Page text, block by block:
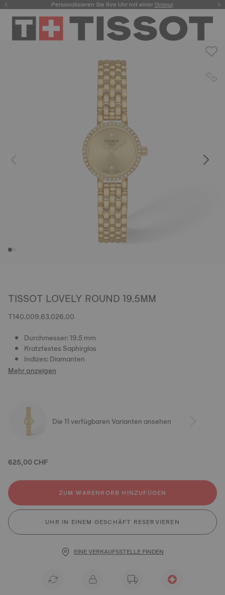
Personalisieren Sie Ihre Uhr mit einerGravur.
hier.
TISSOT LOVELY ROUND 19.5MM
T140.009.63.026.00
Durchmesser: 19.5 mm
Kratzfestes Saphirglas
Indizes: Diamanten
Mehr anzeigen
Die 11 verfügbaren Varianten ansehen
625,00 CHF
ZUM WARENKORB HINZUFÜGEN
UHR IN EINEM GESCHÄFT RESERVIEREN
EINE VERKAUFSSTELLE FINDEN